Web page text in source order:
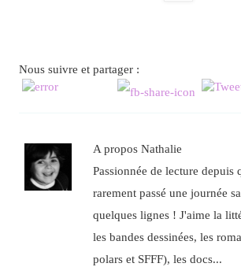
Nous suivre et partager :
A propos Nathalie
Passionnée de lecture depuis
rarement passé une journée
quelques lignes ! J'aime la
les bandes dessinées, les
polars et SFFF), les docs...